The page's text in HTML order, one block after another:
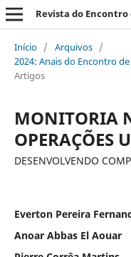
Revista do
Início / Arquivos /
2024: Anais do Encontro
Artigos
MONITORIA
OPERAÇÕES
DESENVOLVENDO
Everton Pereira
Anoar Abbas El Aouar